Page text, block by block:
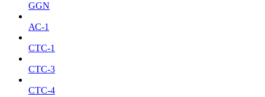
GGN
АС-1
СТС-1
СТС-3
СТС-4